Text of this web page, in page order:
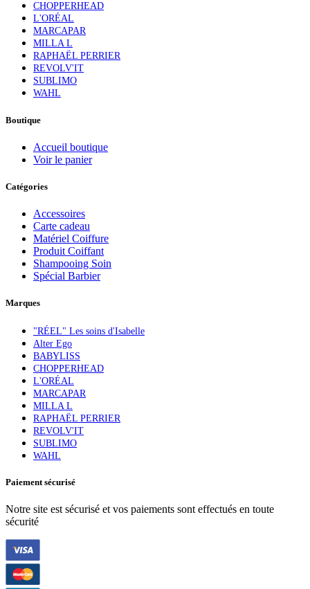
CHOPPERHEAD
L'ORÉAL
MARCAPAR
MILLA L
RAPHAËL PERRIER
REVOLV'IT
SUBLIMO
WAHL
Boutique
Accueil boutique
Voir le panier
Catégories
Accessoires
Carte cadeau
Matériel Coiffure
Produit Coiffant
Shampooing Soin
Spécial Barbier
Marques
"RÉEL" Les soins d'Isabelle
Alter Ego
BABYLISS
CHOPPERHEAD
L'ORÉAL
MARCAPAR
MILLA L
RAPHAËL PERRIER
REVOLV'IT
SUBLIMO
WAHL
Paiement sécurisé
Notre site est sécurisé et vos paiements sont effectués en toute
sécurité